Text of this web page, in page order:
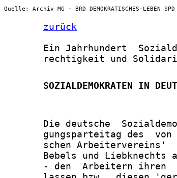
Quelle: Archiv MG - BRD DEMOKRATISCHES-LEBEN
zurück
Ein Jahrhundert
rechtigkeit und
SOZIALDEMOKRATEN IN